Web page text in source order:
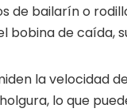
de bailarín o
bobina de caída,
la velocidad
lo que